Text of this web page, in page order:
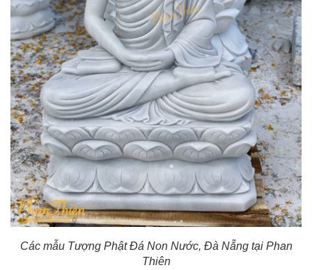
Các mẫu Tượng Phật Đá Non Nước, Đà Nẵng tại Phan
Thiên